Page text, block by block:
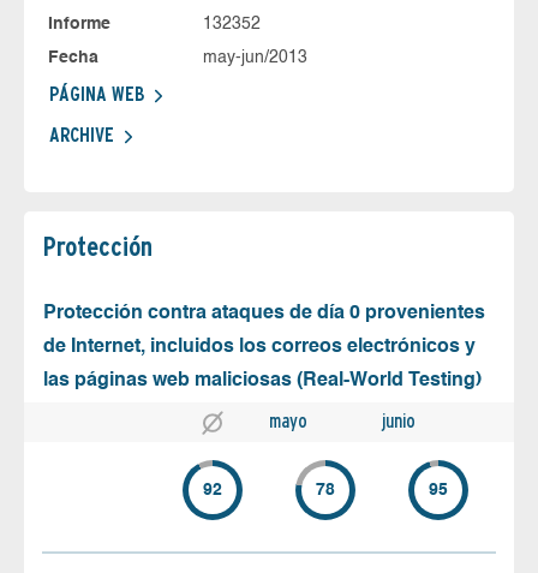
Informe
132352
Fecha
may-jun/2013
PÁGINA WEB
ARCHIVE
Protección
Protección contra ataques de día 0 provenientes
de Internet, incluidos los correos electrónicos y
las páginas web maliciosas (Real-World Testing)
mayo junio
92 78 95